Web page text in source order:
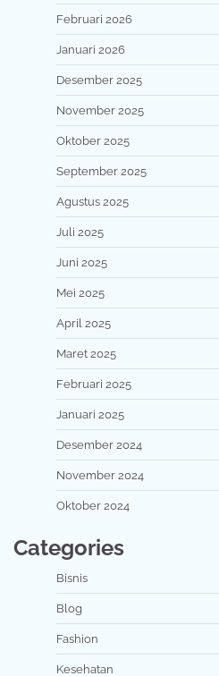
Februari 2026
Januari 2026
Desember 2025
November 2025
Oktober 2025
September 2025
Agustus 2025
Juli 2025
Juni 2025
Mei 2025
April 2025
Maret 2025
Februari 2025
Januari 2025
Desember 2024
November 2024
Oktober 2024
Categories
Bisnis
Blog
Fashion
Kesehatan